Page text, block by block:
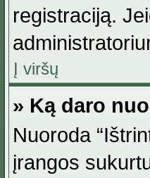
registraciją.
Į viršų
» Ką daro
Nuoroda
įrangos